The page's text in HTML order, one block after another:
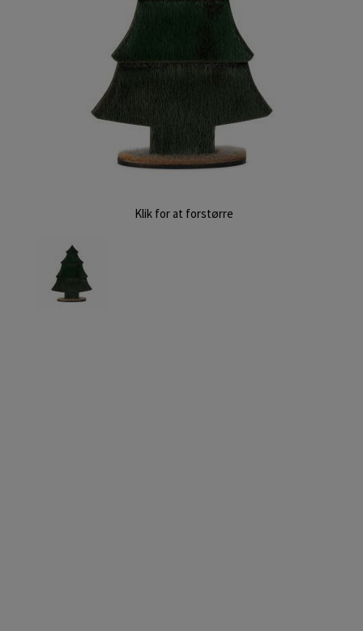
Klik for at forstørre